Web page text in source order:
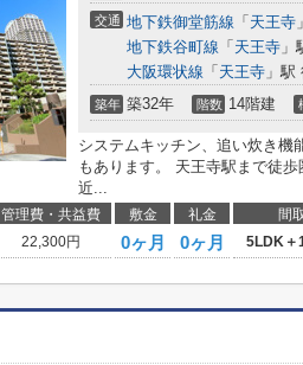
交通 地下鉄御堂筋線 「 天王寺
地下鉄谷町線 「 天王寺 」
大阪環状線 「 天王寺 」駅
築年 築32年 階数 14階建
システムキッチン、追い炊き機
もあります。 天王寺駅まで徒
近...
管理費・共益費 敷金 礼金 間
22,300円 0ヶ月 0ヶ月 5LDK＋